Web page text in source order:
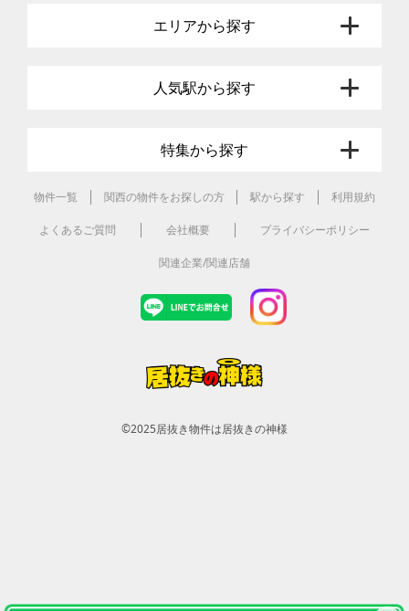
エリアから探す
人気駅から探す
特集から探す
物件一覧 関西の物件をお探しの方 駅から探す 利用規約
よくあるご質問 会社概要 プライバシーポリシー
関連企業/関連店舗
©2025居抜き物件は居抜きの神様